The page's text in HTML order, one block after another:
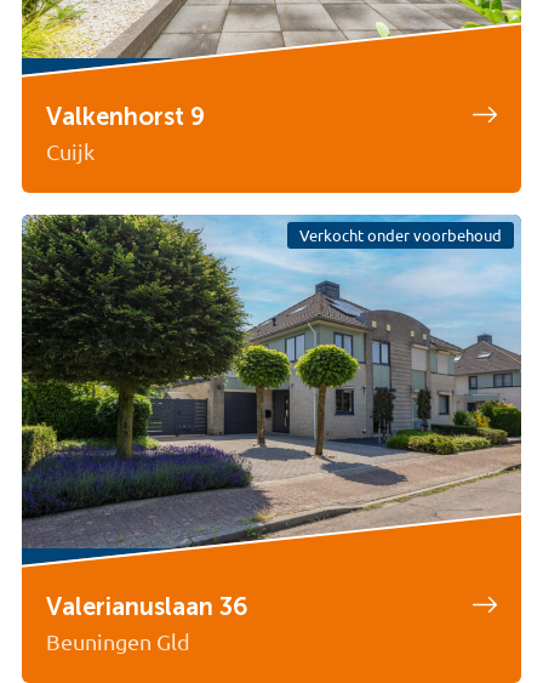
Valkenhorst 9
Cuijk
Verkocht onder voorbehoud
Valerianuslaan 36
Beuningen Gld